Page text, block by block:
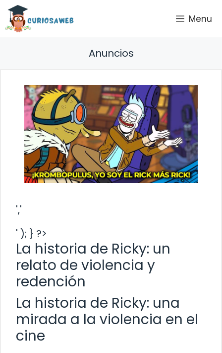
Saltar
contenido
Menu
Anuncios
','
' ); } ?>
La historia de Ricky: un
relato de violencia y
redención
La historia de Ricky: una
mirada a la violencia en el
cine